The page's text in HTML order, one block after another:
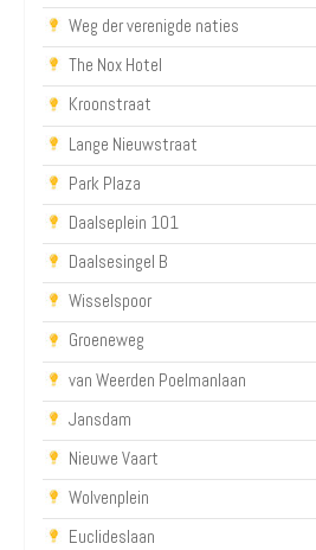
Weg der verenigde naties
The Nox Hotel
Kroonstraat
Lange Nieuwstraat
Park Plaza
Daalseplein 101
Daalsesingel B
Wisselspoor
Groeneweg
van Weerden Poelmanlaan
Jansdam
Nieuwe Vaart
Wolvenplein
Euclideslaan